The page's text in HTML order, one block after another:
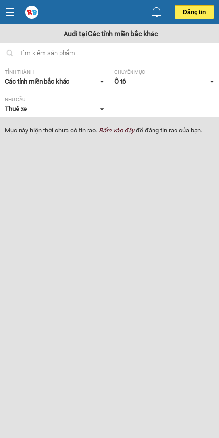
Đăng tin
Audi tại Các tỉnh miền bắc khác
TỈNH THÀNH
Các tỉnh miền bắc khác
CHUYÊN MỤC
Ô tô
NHU CẦU
Thuê xe
Mục này hiện thời chưa có tin rao. Bấm vào đâyđể đăng tin rao của bạn.